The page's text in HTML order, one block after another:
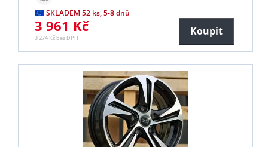
SKLADEM 52 ks, 5-8 dnů
3 961 Kč
3 274 Kč bez DPH
Koupit